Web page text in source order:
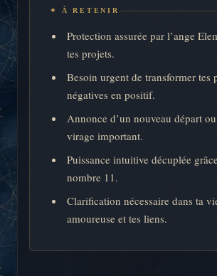
✦ À RETENIR
Protection assurée par l’ange
tes projets.
Besoin urgent de transformer tes
négatives en positif.
Annonce d’un nouveau départ
virage important.
Puissance intuitive décuplée
nombre 11.
Clarification nécessaire dans ta
amoureuse et tes liens.